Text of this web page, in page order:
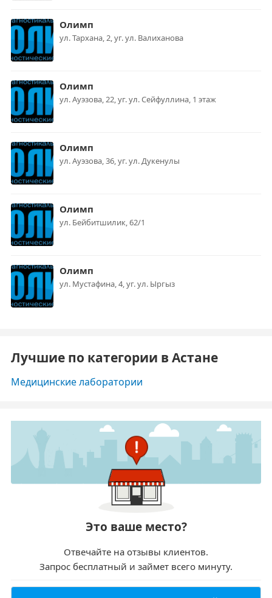
Олимп
ул. Тархана, 2, уг. ул. Валиханова
Олимп
ул. Ауэзова, 22, уг. ул. Сейфуллина, 1 этаж
Олимп
ул. Ауэзова, 36, уг. ул. Дукенулы
Олимп
ул. Бейбитшилик, 62/1
Олимп
ул. Мустафина, 4, уг. ул. Ыргыз
Лучшие по категории в Астане
Медицинские лаборатории
Это ваше место?
Отвечайте на отзывы клиентов.
Запрос бесплатный и займет всего минуту.